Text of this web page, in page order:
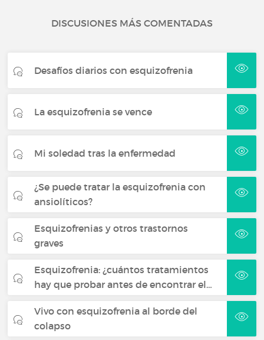
DISCUSIONES MÁS COMENTADAS
Desafíos diarios con esquizofrenia
La esquizofrenia se vence
Mi soledad tras la enfermedad
¿Se puede tratar la esquizofrenia con
ansiolíticos?
Esquizofrenias y otros trastornos
graves
Esquizofrenia: ¿cuántos tratamientos
hay que probar antes de encontrar el…
Vivo con esquizofrenia al borde del
colapso